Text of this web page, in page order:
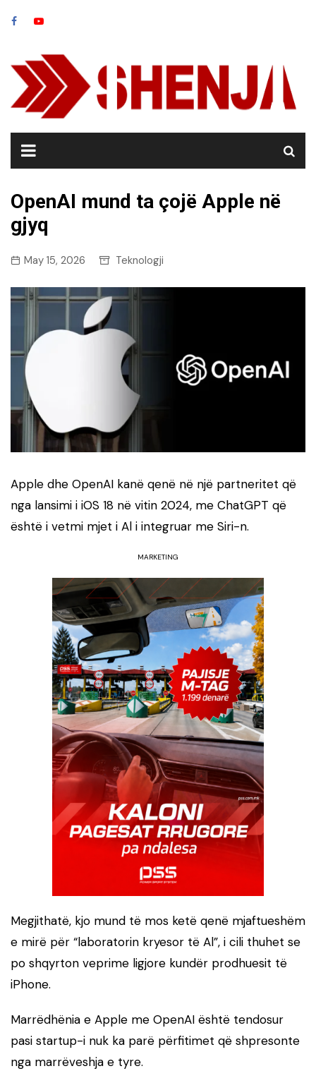
OpenAI mund ta çojë Apple në
gjyq
May 15, 2026 Teknologji
Apple dhe OpenAI kanë qenë në një partneritet që
nga lansimi i iOS 18 në vitin 2024, me ChatGPT që
është i vetmi mjet i Al i integruar me Siri-n.
MARKETING
Megjithatë, kjo mund të mos ketë qenë mjaftueshëm
e mirë për “laboratorin kryesor të Al”, i cili thuhet se
po shqyrton veprime ligjore kundër prodhuesit të
iPhone.
Marrëdhënia e Apple me OpenAI është tendosur
pasi startup-i nuk ka parë përfitimet që shpresonte
nga marrëveshja e tyre.